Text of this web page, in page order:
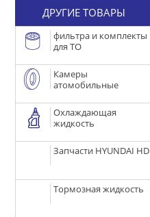
ДРУГИЕ ТОВАРЫ
фильтра и комплекты
для ТО
Камеры
атомобильные
Охлаждающая
жидкость
Запчасти HYUNDAI HD
Тормозная жидкость